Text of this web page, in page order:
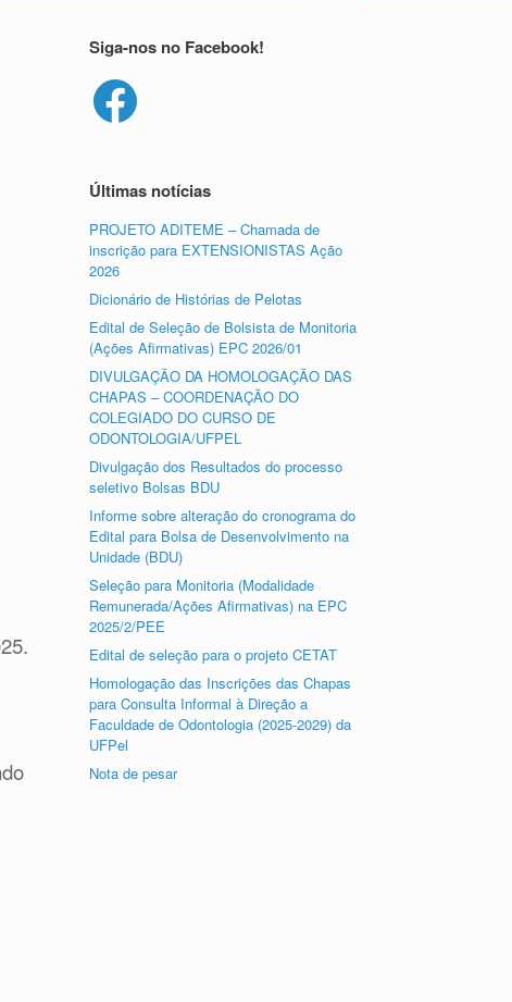
Siga-nos no Facebook!
Facebook
Últimas notícias
PROJETO ADITEME – Chamada de
inscrição para EXTENSIONISTAS Ação
2026
Dicionário de Histórias de Pelotas
Edital de Seleção de Bolsista de Monitoria
(Ações Afirmativas) EPC 2026/01
DIVULGAÇÃO DA HOMOLOGAÇÃO DAS
CHAPAS – COORDENAÇÃO DO
COLEGIADO DO CURSO DE
ODONTOLOGIA/UFPEL
Divulgação dos Resultados do processo
seletivo Bolsas BDU
Informe sobre alteração do cronograma do
Edital para Bolsa de Desenvolvimento na
Unidade (BDU)
Seleção para Monitoria (Modalidade
Remunerada/Ações Afirmativas) na EPC
2025/2/PEE
Edital de seleção para o projeto CETAT
Homologação das Inscrições das Chapas
para Consulta Informal à Direção a
Faculdade de Odontologia (2025-2029) da
UFPel
Nota de pesar